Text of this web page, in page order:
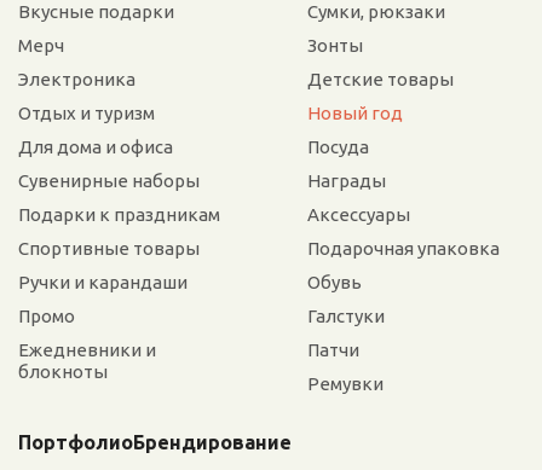
Вкусные подарки
Мерч
Электроника
Отдых и туризм
Для дома и офиса
Сувенирные наборы
Подарки к праздникам
Спортивные товары
Ручки и карандаши
Промо
Ежедневники и
блокноты
Сумки, рюкзаки
Зонты
Детские товары
Новый год
Посуда
Награды
Аксессуары
Подарочная упаковка
Обувь
Галстуки
Патчи
Ремувки
ПортфолиоБрендирование